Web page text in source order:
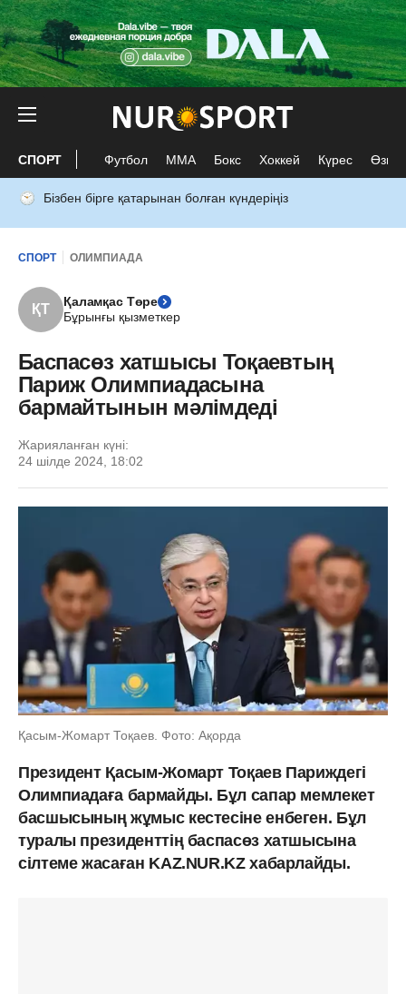
СПОРТ Футбол ММА Бокс Хоккей Күрес Өзге
Бізбен бірге қатарынан болған күндеріңіз
СПОРТ ОЛИМПИАДА
ҚТ
Қаламқас Төре
Бұрынғы қызметкер
Баспасөз хатшысы Тоқаевтың
Париж Олимпиадасына
бармайтынын мәлімдеді
Жарияланған күні:
24 шілде 2024, 18:02
Қасым-Жомарт Тоқаев. Фото: Ақорда
Президент Қасым-Жомарт Тоқаев Париждегі
Олимпиадаға бармайды. Бұл сапар мемлекет
басшысының жұмыс кестесіне енбеген. Бұл
туралы президенттің баспасөз хатшысына
сілтеме жасаған KAZ.NUR.KZ хабарлайды.